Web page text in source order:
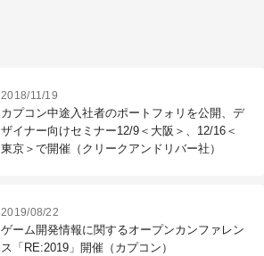
2018/11/19
カプコン中途入社者のポートフォリを公開、デ
ザイナー向けセミナー12/9＜大阪＞、12/16＜
東京＞で開催（クリークアンドリバー社）
2019/08/22
ゲーム開発情報に関するオープンカンファレン
ス「RE:2019」開催（カプコン）